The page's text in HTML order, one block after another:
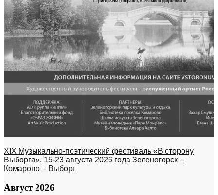
XIX Музыкально-поэтический фестиваль «В сторону
Выборга». 15-23 августа 2026 года Зеленогорск –
Комарово – Выборг
Август 2026